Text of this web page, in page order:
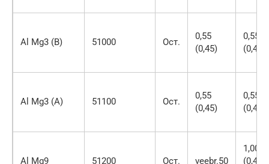
Al Mg3 (B) 51000 Ост.
0,55
(0,45)
0,55
(0,45)
Al Mg3 (A) 51100 Ост.
0,55
(0,45)
0,55
(0,40)
Al Mg9 51200 Ост. veebr.50
1,00
(0,45-